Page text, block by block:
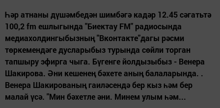
Һәр атнаны дүшәмбедән шимбәгә кадәр 12.45 сәгатьтә
100,2 fm ешлыгында "Биектау FM" радиосында
медиахолдингыбызның "Вконтакте"дагы рәсми
төркемендәге дусларыбыз турында сөйли торган
тапшыру эфирга чыга. Бүгенге йолдызыбыз - Венера
Шакирова. Әни кешенең бәхете аның балаларында. .
Венера Шакированың гаиләсендә бер кыз һәм бер
малай үсә. "Мин бәхетле әни. Минем улым һәм...